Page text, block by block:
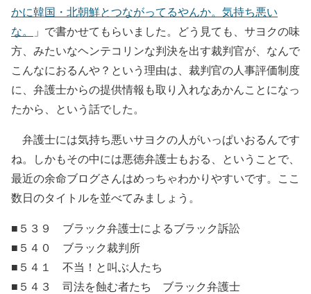
かに韓国・北朝鮮とつながってるやんか。気持ち悪い
な。
」で書かせてもらいました。どう見ても、サヨクの味
方、みたいなヘンテコリンな判決を出す裁判官が、なんで
こんなにおるんや？という理由は、裁判官の人事評価制度
に、弁護士からの提供情報も取り入れなあかんことになっ
たから、という話でした。
弁護士には気持ち悪いサヨクの人がいっぱいおるんです
ね。しかもその中には悪徳弁護士もおる、ということで、
最近の余命ブログさんはめっちゃわかりやすいです。ここ
数日のタイトルを並べてみましょう。
■５３９ ブラック弁護士によるブラック訴訟
■５４０ ブラック裁判所
■５４１ 不当！と叫ぶ人たち
■５４３ 司法を蝕む者たち ブラック弁護士